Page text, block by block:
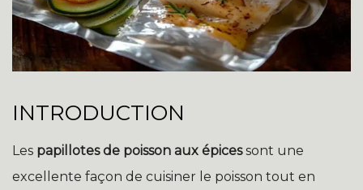
INTRODUCTION
Les papillotes de poisson aux épicessont une
excellente façon de cuisiner le poisson tout en